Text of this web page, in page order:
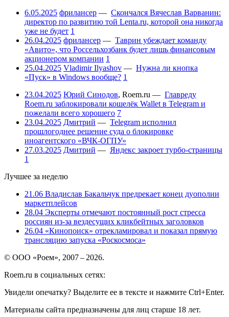
6.05.2025 фрилансер — Скончался Вячеслав Варванин:
директор по развитию той Lenta.ru, которой она никогда
уже не будет 1
26.04.2025 фрилансер — Таврин убеждает команду
«Авито», что Россельхозбанк будет лишь финансовым
акционером компании 1
25.04.2025 Vladimir Ilyashov — Нужна ли кнопка
«Пуск» в Windows вообще? 1
23.04.2025 Юрий Синодов, Roem.ru — Главреду
Roem.ru заблокировали кошелёк Wallet в Telegram и
пожелали всего хорошего 7
23.04.2025 Дмитрий — Telegram исполнил
прошлогоднее решение суда о блокировке
иноагентского «ВЧК-ОГПУ»
27.03.2025 Дмитрий — Яндекс закроет турбо-страницы
1
Лучшее за неделю
21.06 Владислав Бакальчук предрекает конец дуополии
маркетплейсов
28.04 Эксперты отмечают постоянный рост стресса
россиян из-за вездесущих кликбейтных заголовков
26.04 «Кинопоиск» отрекламировал и показал прямую
трансляцию запуска «Роскосмоса»
© ООО «Роем», 2007 – 2026.
Roem.ru в социальных сетях:
Увидели опечатку? Выделите ее в тексте и нажмите Ctrl+Enter.
Материалы сайта предназначены для лиц старше 18 лет.